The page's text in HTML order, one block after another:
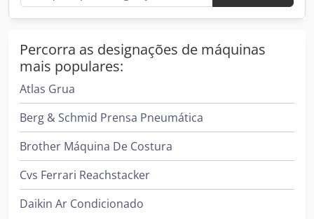
Percorra as designações de máquinas
mais populares:
Atlas Grua
Berg & Schmid Prensa Pneumática
Brother Máquina De Costura
Cvs Ferrari Reachstacker
Daikin Ar Condicionado